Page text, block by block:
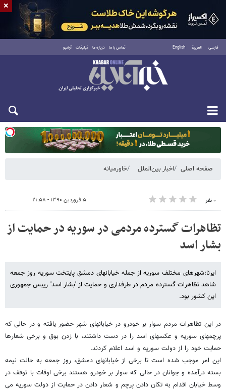
فارسی العربية English تماس با ما درباره ما تبلیغات آرشیو
دوشنبه ۱۹ مرداد ۱۴۰۵
صفحه اصلی اخبار بین‌الملل خاورمیانه
۰ نفر ۵ فروردین ۱۳۹۰ - ۲۱:۵۸
تظاهرات گسترده مردمی در سوریه در حمایت از
بشار اسد
ایرنا:شهرهای مختلف سوریه از جمله خیابانهای دمشق پایتخت سوریه روز جمعه
شاهد تظاهرات گسترده مردم در طرفداری و حمایت از 'بشار اسد' رییس جمهوری
این کشور بود.
در این تظاهرات مردم سوار بر خودرو در خیابانهای شهر حضور یافته و در حالی که
پرچمهای سوریه و عکسهای اسد را در دست داشتند، با زدن بوق و برخی شعارها
حمایت خود را از دولت سوریه و اسد اعلام کردند.
این امر موجب شده است تا برخی از خیابانهای دمشق، روز جمعه به حالت نیمه
بسته درآمده و جوانان در حالی که سوار بر خودرو هستند برخی اوقات با توقف در
وسط خیابان اقدام به تکان دادن پرچم و شعار دادن در حمایت از دولت سوریه می
×